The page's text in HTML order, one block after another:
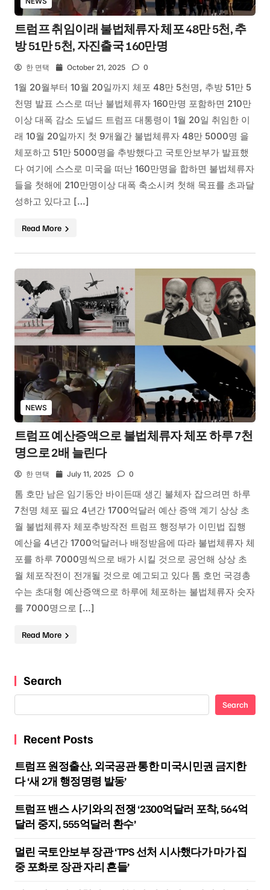
트럼프 취임이래 불법체류자 체포 48만 5천, 추
방 51만 5천, 자진출국 160만명
한 면택 October 21, 2025 0
1월 20월부터 10월 20일까지 체포 48만 5천명, 추방 51만 5
천명 발표 스스로 떠난 불법체류자 160만명 포함하면 210만
이상 대폭 감소 도널드 트럼프 대통령이 1월 20일 취임한 이
래 10월 20일까지 첫 9개월간 불법체류자 48만 5000명 을
체포하고 51만 5000명을 추방했다고 국토안보부가 발표했
다 여기에 스스로 미국을 떠난 160만명을 합하면 불법체류자
들을 첫해에 210만명이상 대폭 축소시켜 첫해 목표를 초과달
성하고 있다고 […]
Read More
NEWS
트럼프 예산증액으로 불법체류자 체포 하루 7천
명으로 2배 늘린다
한 면택 July 11, 2025 0
톰 호만 남은 임기동안 바이든때 생긴 불체자 잡으려면 하루
7천명 체포 필요 4년간 1700억달러 예산 증액 계기 상상 초
월 불법체류자 체포추방작전 트럼프 행정부가 이민법 집행
예산을 4년간 1700억달러나 배정받음에 따라 불법체류자 체
포를 하루 7000명씩으로 배가 시킬 것으로 공언해 상상 초
월 체포작전이 전개될 것으로 예고되고 있다 톰 호먼 국경총
수는 초대형 예산증액으로 하루에 체포하는 불법체류자 숫자
를 7000명으로 […]
Read More
Search
Search
Recent Posts
트럼프 원정출산, 외국공관 통한 미국시민권 금지한
다 ‘새 2개 행정명령 발동’
트럼프 밴스 사기와의 전쟁 ‘2300억달러 포착, 564억
달러 중지, 555억달러 환수’
멀린 국토안보부 장관 ‘TPS 선처 시사했다가 마가 집
중 포화로 장관 자리 흔들’